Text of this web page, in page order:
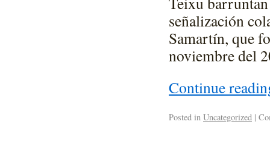
señalización
Samartín, que
noviembre del
Continue
Posted in Uncategorized |